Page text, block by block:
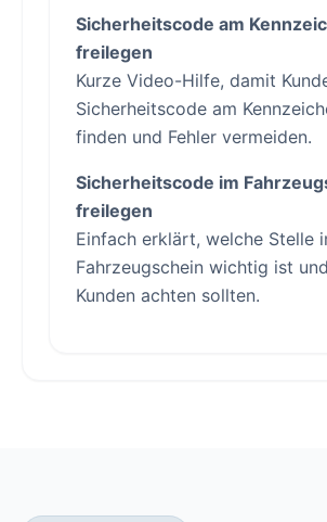
Sicherheitscode am
freilegen
Kurze Video-Hilfe, damit
Sicherheitscode am
finden und Fehler vermeiden.
Sicherheitscode im
freilegen
Einfach erklärt, welche Stelle
Fahrzeugschein wichtig ist
Kunden achten sollten.